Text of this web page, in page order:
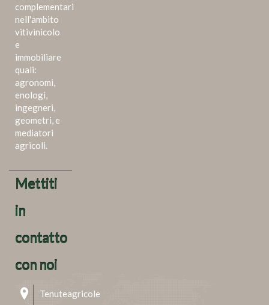
complementari
nell'ambito
vitivinicolo
e
immobiliare
quali:
agronomi,
enologi,
ingegneri,
geometri, e
mediatori
agricoli.
Mettiti
in
contatto
con noi
Tenuteagricole